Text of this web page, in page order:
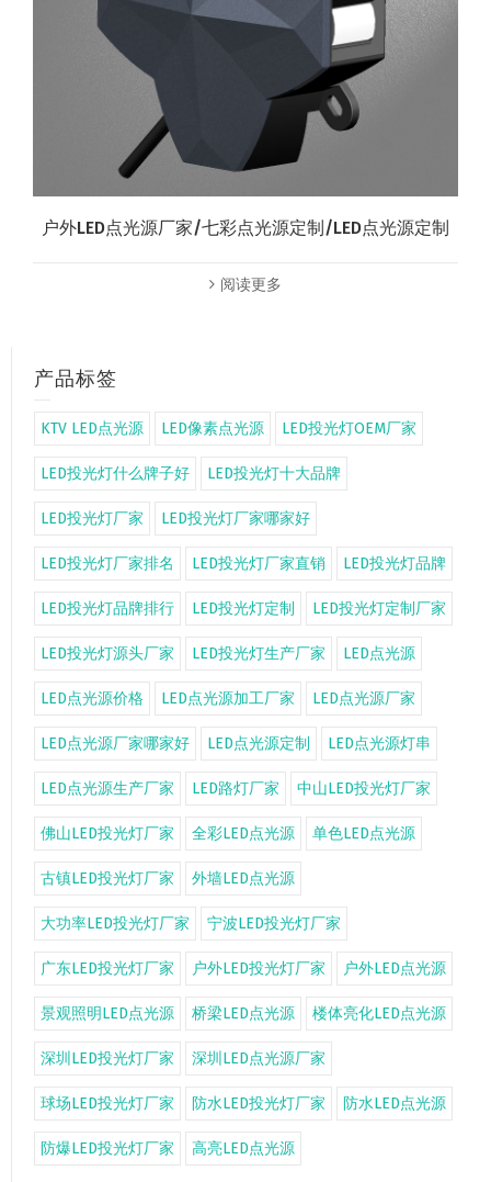
户外LED点光源厂家/七彩点光源定制/LED点光源定制
阅读更多
产品标签
KTV LED点光源 LED像素点光源 LED投光灯OEM厂家
LED投光灯什么牌子好 LED投光灯十大品牌
LED投光灯厂家 LED投光灯厂家哪家好
LED投光灯厂家排名 LED投光灯厂家直销 LED投光灯品牌
LED投光灯品牌排行 LED投光灯定制 LED投光灯定制厂家
LED投光灯源头厂家 LED投光灯生产厂家 LED点光源
LED点光源价格 LED点光源加工厂家 LED点光源厂家
LED点光源厂家哪家好 LED点光源定制 LED点光源灯串
LED点光源生产厂家 LED路灯厂家 中山LED投光灯厂家
佛山LED投光灯厂家 全彩LED点光源 单色LED点光源
古镇LED投光灯厂家 外墙LED点光源
大功率LED投光灯厂家 宁波LED投光灯厂家
广东LED投光灯厂家 户外LED投光灯厂家 户外LED点光源
景观照明LED点光源 桥梁LED点光源 楼体亮化LED点光源
深圳LED投光灯厂家 深圳LED点光源厂家
球场LED投光灯厂家 防水LED投光灯厂家 防水LED点光源
防爆LED投光灯厂家 高亮LED点光源